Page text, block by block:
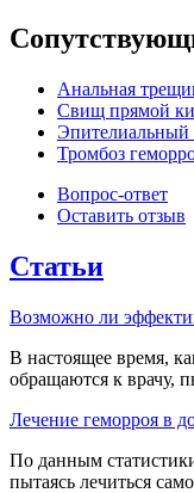
Анальная
Свищ прямой
Эпителиальный
Тромбоз
Вопрос-ответ
Оставить отзыв
Статьи
Возможно ли
В настоящее время,
обращаются к врачу,
Лечение геморроя в
По данным
пытаясь лечиться